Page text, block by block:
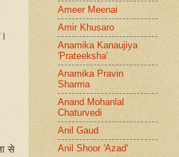
से
Ameer Meenai
Amir Khusaro
Anamika Kanaujiya
'Prateeksha'
Anamika Pravin
Sharma
Anand Mohanlal
Chaturvedi
Anil Gaud
Anil Shoor 'Azad'